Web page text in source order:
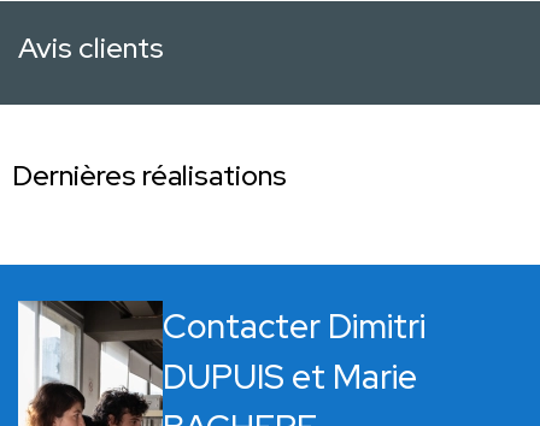
Avis clients
Dernières réalisations
Contacter Dimitri
DUPUIS et Marie